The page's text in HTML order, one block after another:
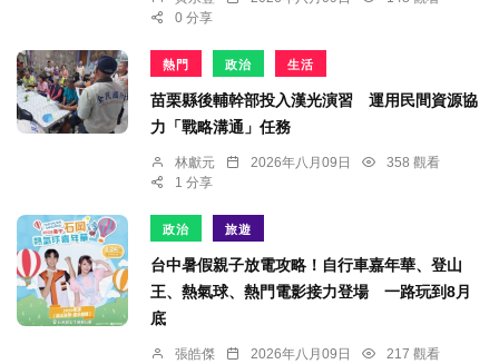
0 分享
熱門 政治 生活
苗栗縣後輔幹部投入漢光演習 運用民間資源協
力「戰略溝通」任務
林獻元 2026年八月09日
358 觀看
1 分享
政治 旅遊
台中暑假親子放電攻略！自行車嘉年華、登山
王、熱氣球、熱門電影接力登場 一路玩到8月
底
張皓傑 2026年八月09日
217 觀看